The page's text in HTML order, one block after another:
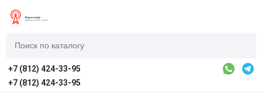
+7 (812) 424-33-95
+7 (812) 424-33-95